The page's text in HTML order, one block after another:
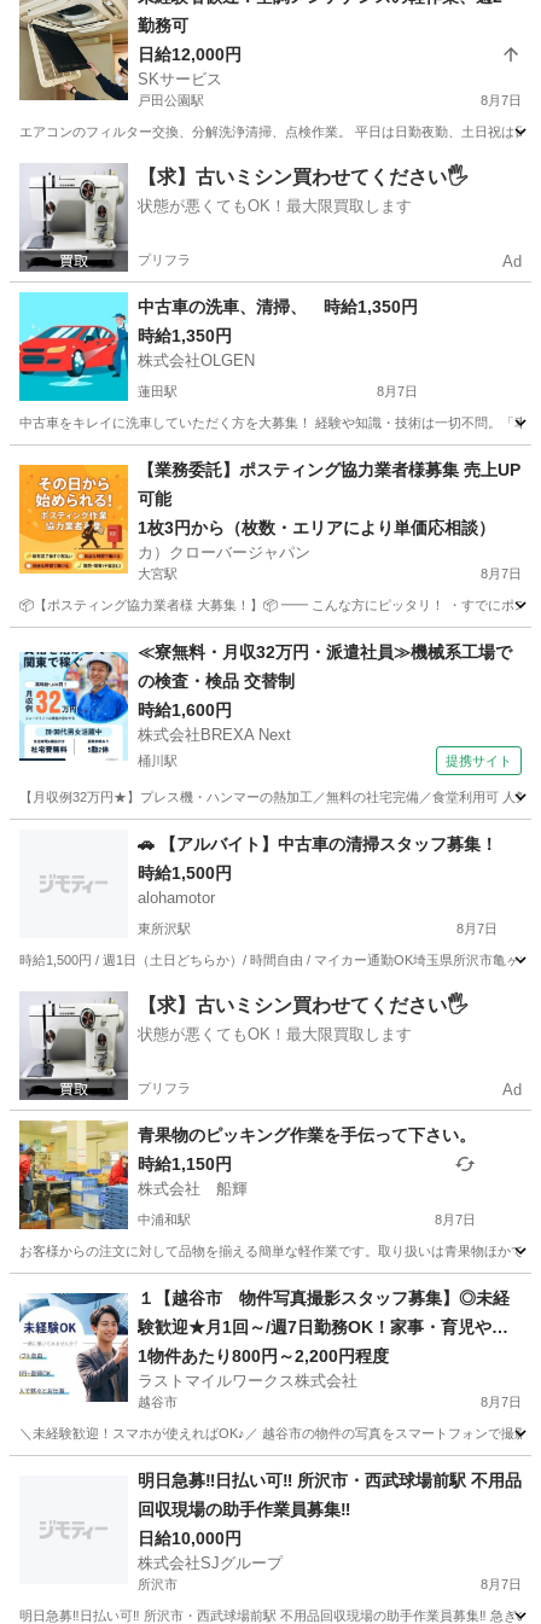
勤務可
日給12,000円
SKサービス
戸田公園駅 8月7日
エアコンのフィルター交換、分解洗浄清掃、点検作業。 平日は日勤夜勤、土日祝は
埼玉 戸田市 戸田公園駅 清掃 少人数
【求】古いミシン買わせてください🖐️
状態が悪くてもOK！最大限買取します
プリフラ Ad
中古車の洗車、清掃、 時給1,350円
時給1,350円
株式会社OLGEN
蓮田駅 8月7日
中古車をキレイに洗車していただく方を大募集！ 経験や知識・技術は一切不問。「
さいたま市 蓮田駅 清掃
【業務委託】ポスティング協力業者様募集 売上UP
可能
1枚3円から（枚数・エリアにより単価応相談）
カ）クローバージャパン
大宮駅 8月7日
📦【ポスティング協力業者様 大募集！】📦 ━━ こんな方にピッタリ！ ・すでにポス
大宮駅 軽作業 業務委託
≪寮無料・月収32万円・派遣社員≫機械系工場で
の検査・検品 交替制
時給1,600円
株式会社BREXA Next
桶川駅 提携サイト
【月収例32万円★】プレス機・ハンマーの熱加工／無料の社宅完備／食堂利用可 人
桶川駅 その他
​🚗 【アルバイト】中古車の清掃スタッフ募集！
時給1,500円
alohamotor
東所沢駅 8月7日
時給1,500円 / 週1日（土日どちらか）/ 時間自由 / マイカー通勤OK ​埼玉県所沢市亀ヶ
埼玉 所沢市 東所沢駅 清掃 スタッフ
【求】古いミシン買わせてください🖐️
状態が悪くてもOK！最大限買取します
プリフラ Ad
青果物のピッキング作業を手伝って下さい。
時給1,150円
株式会社 船輝
中浦和駅 8月7日
お客様からの注文に対して品物を揃える簡単な軽作業です。取り扱いは青果物ほかで
さいたま市 中浦和駅 仕分け
１【越谷市 物件写真撮影スタッフ募集】◎未経
験歓迎★月1回～/週7日勤務OK！家事・育児や本
業との両立も、がっつり勤務も大歓迎／自由に選
べる働き方／直行直帰可能
1物件あたり800円～2,200円程度
ラストマイルワークス株式会社
越谷市 8月7日
＼未経験歓迎！スマホが使えればOK♪／ 越谷市の物件の写真をスマートフォンで撮
軽作業 スタッフ
明日急募‼️日払い可‼️ 所沢市・西武球場前駅 不用品
回収現場の助手作業員募集‼️
日給10,000円
株式会社SJグループ
所沢市 8月7日
明日急募‼️日払い可‼️ 所沢市・西武球場前駅 不用品回収現場の助手作業員募集‼️ 急